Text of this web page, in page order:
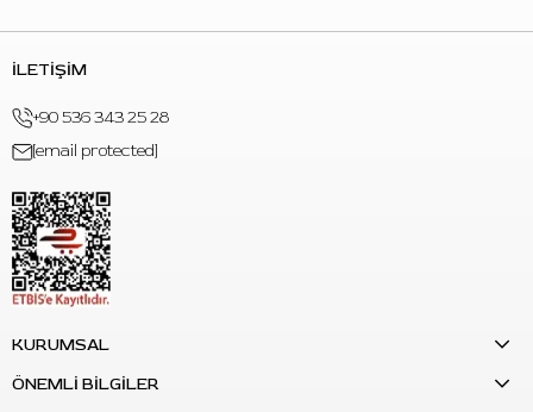
İLETİŞİM
+90 536 343 25 28
[email protected]
KURUMSAL
ÖNEMLİ BİLGİLER